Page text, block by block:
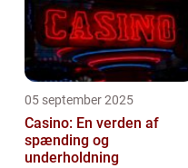
05 september 2025
Casino: En verden af
spænding og
underholdning